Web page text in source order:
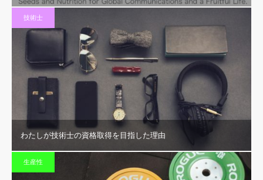
技術士
わたしが技術士の資格取得を目指した理由
生産性